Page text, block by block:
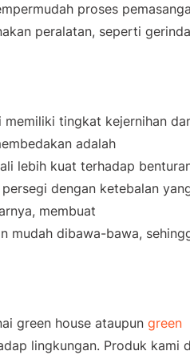
proses
peralatan, seperti
memiliki tingkat kejernihan
adalah
lebih kuat terhadap
dengan ketebalan
membuat
mudah dibawa-bawa,
green house ataupun green
lingkungan. Produk kami